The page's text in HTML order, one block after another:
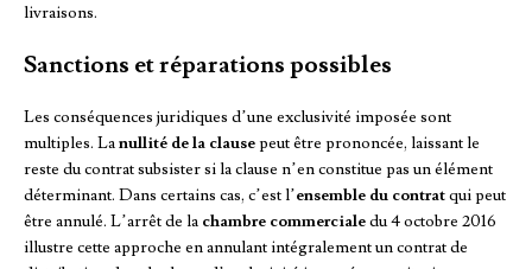
livraisons.
Sanctions et réparations possibles
Les conséquences juridiques d’une exclusivité imposée sont
multiples. Lanullité de la clausepeut être prononcée, laissant le
reste du contrat subsister si la clause n’en constitue pas un élément
déterminant. Dans certains cas, c’est l’ensemble du contratqui peut
être annulé. L’arrêt de la chambre commercialedu 4 octobre 2016
illustre cette approche en annulant intégralement un contrat de